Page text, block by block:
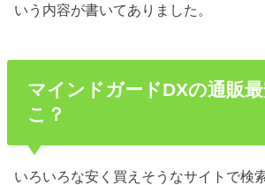
いう内容が書いてありました。
マインドガードDXの通販
こ？
いろいろな安く買えそうなサイトで検